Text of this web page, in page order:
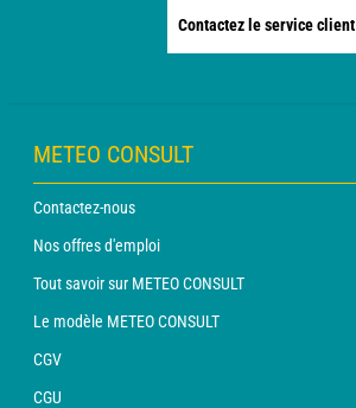
Contactez le service client
METEO CONSULT
Contactez-nous
Nos offres d'emploi
Tout savoir sur METEO CONSULT
Le modèle METEO CONSULT
CGV
CGU